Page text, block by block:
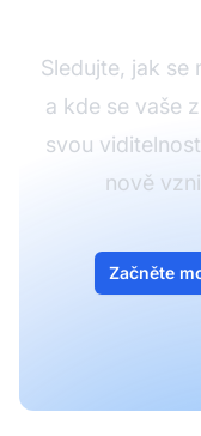
Sledujte, jak se
a kde se vaše
svou
nově
Začněte